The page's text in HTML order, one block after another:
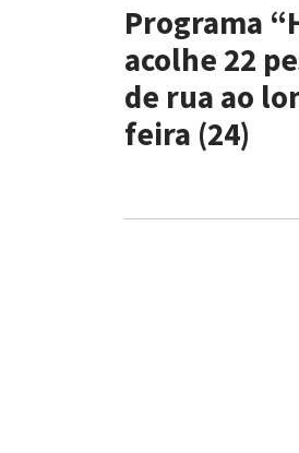
Programa
acolhe 22
de rua ao
feira (24)